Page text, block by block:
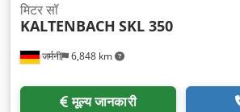
जर्मनी 6,848 km
मिटर सॉ
KALTENBACH SKL 350
मूल्य जानकारी